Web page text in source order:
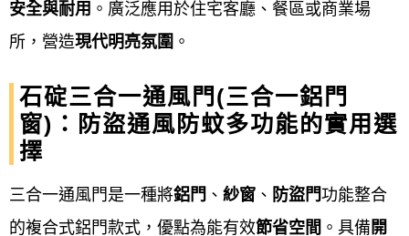
廠商提供後續的保固服務，並說明產品的基
注意事項
應先確認該公寓大廈規約，以免觸犯法規。
安全與耐用 。廣泛應用於住宅客廳、餐區或商業場
所，營造現代明亮氛圍 。
石碇三合一通風門(三合一鋁門
窗)：防盜通風防蚊多功能的實用選
擇
三合一通風門是一種將鋁門 、 紗窗 、 防盜門功能整合
的複合式鋁門款式，優點為能有效節省空間 。具備 開